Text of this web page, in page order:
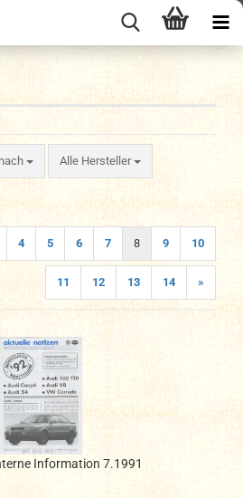
Alle Hersteller
4 5 6 7 8 9 10
11 12 13 14 »
Information 7.1991